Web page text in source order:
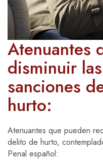
Atenuantes
disminuir
sanciones
hurto:
Atenuantes que pueden
delito de hurto,
Penal español: